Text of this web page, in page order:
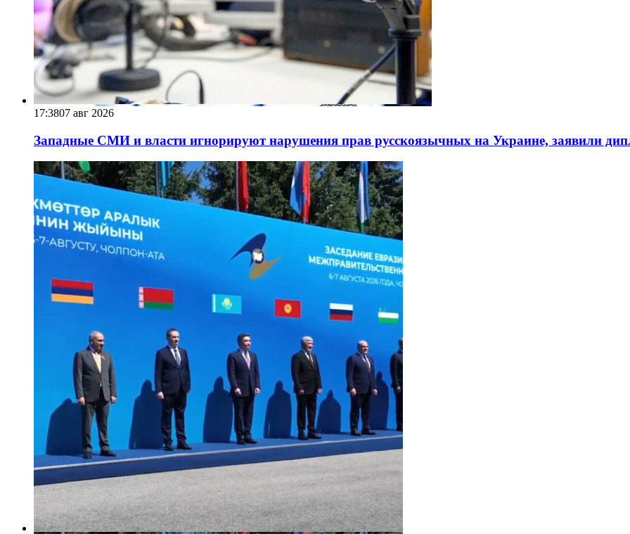
17:3807 авг 2026
Западные СМИ и власти игнорируют нарушения прав русскоязычных на Украине, заявили